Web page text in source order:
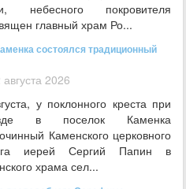
небесного покровителя
главный храм Ро...
состоялся традиционный
августа 2026
у поклонного креста при
в поселок Каменка
Каменского церковного
иерей Сергий Папин в
храма сел...